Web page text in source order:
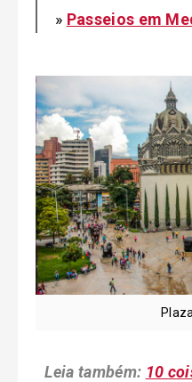
» Passeios em
Leia também: 10